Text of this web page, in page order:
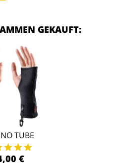
GEKAUFT:
TUBE
€